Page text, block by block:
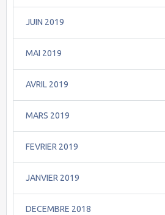
JUIN 2019
MAI 2019
AVRIL 2019
MARS 2019
FEVRIER 2019
JANVIER 2019
DECEMBRE 2018